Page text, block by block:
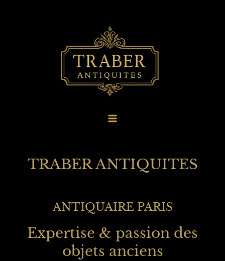
TRABER ANTIQUITES
ANTIQUAIRE PARIS
Expertise & passion des
objets anciens